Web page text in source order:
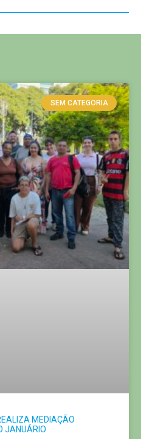
SEM CATEGORIA
MEDIAÇÃO
JANUÁRIO